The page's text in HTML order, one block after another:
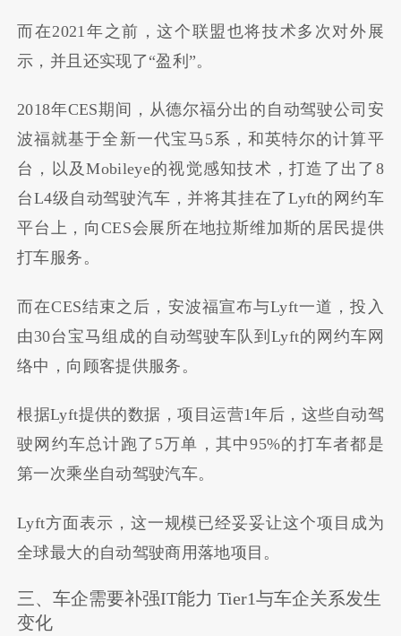
而在2021 年之前，这个联盟也将技术多次对外展
示，并且还实现了“盈利”。
2018年CES期间，从德尔福分出的自动驾驶公司安
波福就基于全新一代宝马 5系，和英特尔的计算平
台，以及Mobileye的视觉感知技术，打造了出了 8
台L4级自动驾驶汽车，并将其挂在了Lyft的网约车
平台上，向CES会展所在地拉斯维加斯的居民提供
打车服务。
而在CES结束之后，安波福宣布与Lyft一道，投入
由30台宝马组成的自动驾驶车队到 Lyft的网约车网
络中，向顾客提供服务。
根据Lyft提供的数据，项目运营1年后，这些自动驾
驶网约车总计跑了 5万单，其中95%的打车者都是
第一次乘坐自动驾驶汽车。
Lyft方面表示，这一规模已经妥妥让这个项目成为
全球最大的自动驾驶商用落地项目。
三、车企需要补强IT能力 Tier1与车企关系发生
变化